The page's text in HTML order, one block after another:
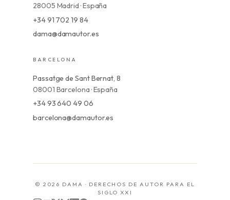
28005 Madrid · España
+34 91 702 19 84
dama@damautor.es
BARCELONA
Passatge de Sant Bernat, 8
08001 Barcelona · España
+34 93 640 49 06
barcelona@damautor.es
© 2026 DAMA · DERECHOS DE AUTOR PARA EL
SIGLO XXI